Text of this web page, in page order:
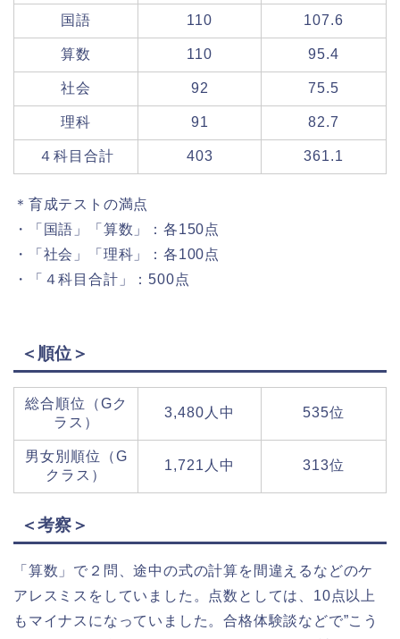
国語 110 107.6
算数 110 95.4
社会 92 75.5
理科 91 82.7
４科目合計 403 361.1
＊育成テストの満点
・「国語」「算数」：各150点
・「社会」「理科」：各100点
・「４科目合計」：500点
＜順位＞
総合順位（Gク
ラス）
3,480人中 535位
男女別順位（G
クラス）
1,721人中 313位
＜考察＞
「算数」で２問、途中の式の計算を間違えるなどのケ
アレスミスをしていました。点数としては、10点以上
もマイナスになっていました。合格体験談などで”こう